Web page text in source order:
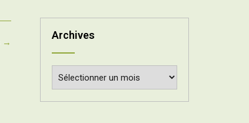
→
Archives
Archives